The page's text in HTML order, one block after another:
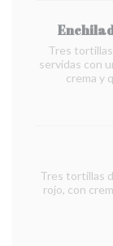
Tres
servidas con
crema y
Tres tortillas
rojo, con